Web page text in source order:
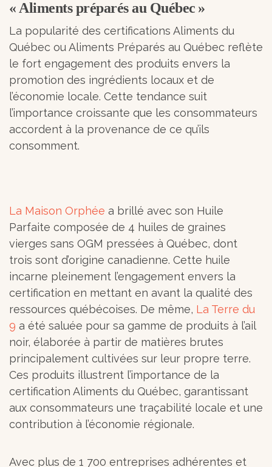
« Aliments préparés au Québec »
La popularité des certifications Aliments du
Québec ou Aliments Préparés au Québec reflète
le fort engagement des produits envers la
promotion des ingrédients locaux et de
l’économie locale. Cette tendance suit
l’importance croissante que les consommateurs
accordent à la provenance de ce qu’ils
consomment.
La Maison Orphée a brillé avec son Huile
Parfaite composée de 4 huiles de graines
vierges sans OGM pressées à Québec, dont
trois sont d’origine canadienne. Cette huile
incarne pleinement l’engagement envers la
certification en mettant en avant la qualité des
ressources québécoises. De même, La Terre du
9 a été saluée pour sa gamme de produits à l’ail
noir, élaborée à partir de matières brutes
principalement cultivées sur leur propre terre.
Ces produits illustrent l’importance de la
certification Aliments du Québec, garantissant
aux consommateurs une traçabilité locale et une
contribution à l’économie régionale.
Avec plus de 1 700 entreprises adhérentes et